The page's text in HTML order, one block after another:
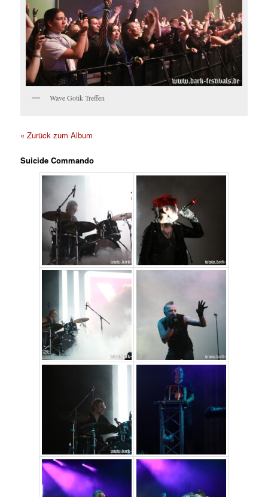
Wave Gotik Treffen
« Zurück zum Album
Suicide Commando